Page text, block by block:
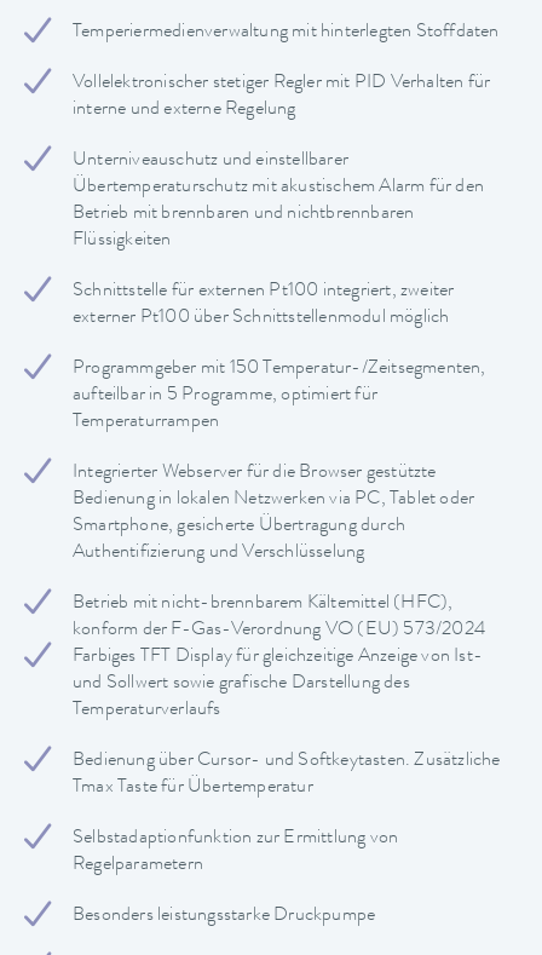
Temperiermedienverwaltung mit hinterlegten Stoffdaten
Vollelektronischer stetiger Regler mit PID Verhalten für
interne und externe Regelung
Unterniveauschutz und einstellbarer
Übertemperaturschutz mit akustischem Alarm für den
Betrieb mit brennbaren und nichtbrennbaren
Flüssigkeiten
Schnittstelle für externen Pt100 integriert, zweiter
externer Pt100 über Schnittstellenmodul möglich
Programmgeber mit 150 Temperatur-/Zeitsegmenten,
aufteilbar in 5 Programme, optimiert für
Temperaturrampen
Integrierter Webserver für die Browser gestützte
Bedienung in lokalen Netzwerken via PC, Tablet oder
Smartphone, gesicherte Übertragung durch
Authentifizierung und Verschlüsselung
Betrieb mit nicht-brennbarem Kältemittel (HFC),
konform der F-Gas-Verordnung VO (EU) 573/2024
Farbiges TFT Display für gleichzeitige Anzeige von Ist-
und Sollwert sowie grafische Darstellung des
Temperaturverlaufs
Bedienung über Cursor- und Softkeytasten. Zusätzliche
Tmax Taste für Übertemperatur
Selbstadaptionfunktion zur Ermittlung von
Regelparametern
Besonders leistungsstarke Druckpumpe